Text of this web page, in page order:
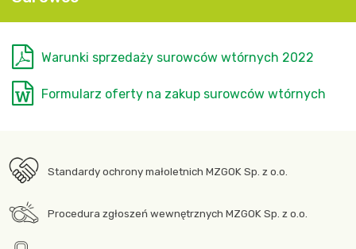
Warunki sprzedaży surowców wtórnych 2022
Formularz oferty na zakup surowców wtórnych
Standardy ochrony małoletnich MZGOK Sp. z o.o.
Procedura zgłoszeń wewnętrznych MZGOK Sp. z o.o.